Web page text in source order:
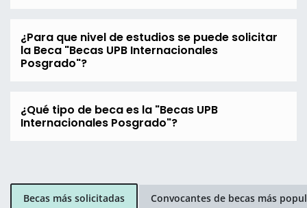
¿Para que nivel de estudios se puede solicitar
la Beca "Becas UPB Internacionales
Posgrado"?
¿Qué tipo de beca es la "Becas UPB
Internacionales Posgrado"?
Becas más solicitadas Convocantes de becas más